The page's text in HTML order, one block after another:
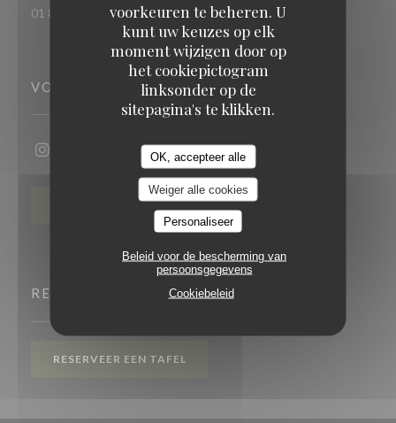
voorkeuren te beheren. U
kunt uw keuzes op elk
moment wijzigen door op
het cookiepictogram
linksonder op de
sitepagina's te klikken.
OK, accepteer alle
Weiger alle cookies
Personaliseer
Beleid voor de bescherming van
persoonsgegevens
Cookiebeleid
01 88 40 89 93
VOLG ONS
Instagram ((opent in een nieuw venster))
NIEUWSBRIEF
RESERVERING
RESERVEER EEN TAFEL